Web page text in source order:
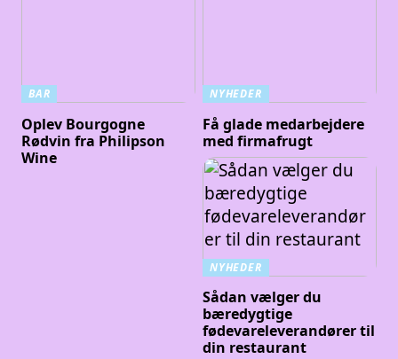
BAR
Oplev Bourgogne
Rødvin fra Philipson
Wine
NYHEDER
Få glade medarbejdere
med firmafrugt
NYHEDER
Sådan vælger du
bæredygtige
fødevareleverandører til
din restaurant